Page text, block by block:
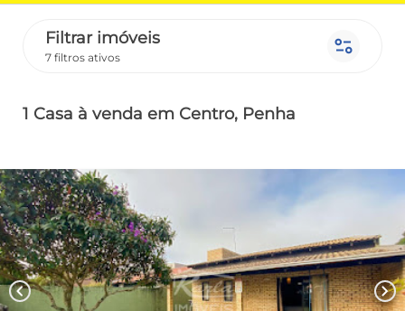
Filtrar imóveis
7 filtros ativos page_info
1 Casa à venda em Centro, Penha
chevron_left chevron_right